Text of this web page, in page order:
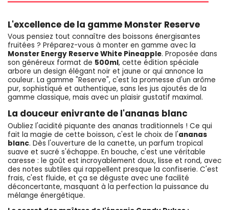
L'excellence de la gamme Monster Reserve
Vous pensiez tout connaître des boissons énergisantes
fruitées ? Préparez-vous à monter en gamme avec la
Monster Energy Reserve White Pineapple. Proposée dans
son généreux format de 500ml, cette édition spéciale
arbore un design élégant noir et jaune or qui annonce la
couleur. La gamme "Reserve", c'est la promesse d'un arôme
pur, sophistiqué et authentique, sans les jus ajoutés de la
gamme classique, mais avec un plaisir gustatif maximal.
La douceur enivrante de l'ananas blanc
Oubliez l'acidité piquante des ananas traditionnels ! Ce qui
fait la magie de cette boisson, c'est le choix de l'ananas
blanc. Dès l'ouverture de la canette, un parfum tropical
suave et sucré s'échappe. En bouche, c'est une véritable
caresse : le goût est incroyablement doux, lisse et rond, avec
des notes subtiles qui rappellent presque la confiserie. C'est
frais, c'est fluide, et ça se déguste avec une facilité
déconcertante, masquant à la perfection la puissance du
mélange énergétique.